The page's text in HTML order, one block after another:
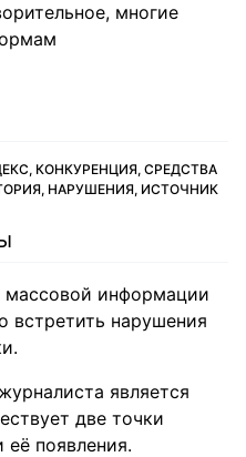
многие
КОНКУРЕНЦИЯ, СРЕДСТВА
НАРУШЕНИЯ, ИСТОЧНИК
массовой информации
встретить нарушения
является
две точки
появления.